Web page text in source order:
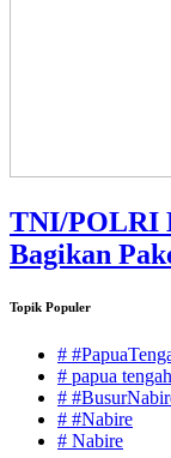
TNI/POLRI
Bagikan
Topik Populer
#
# papua tengah
#
# #Nabire
# Nabire